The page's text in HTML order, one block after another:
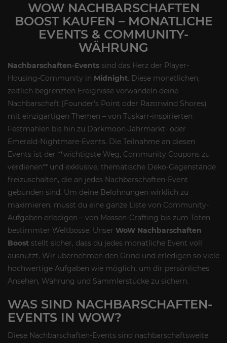
WOW NACHBARSCHAFTEN
BOOST KAUFEN – MONATLICHE
EVENTS & COMMUNITY-
WÄHRUNG
Nachbarschaften-Events sind das Herz der Player-
Housing-Community in Midnight. Diese monatlichen,
zeitlich begrenzten Ereignisse verwandeln deine
Nachbarschaft (Founder's Point oder Razorwind Shores)
mit einzigartigen Themen – von Tuskarr-inspirierten
Festmahlen bis hin zu Darkmoon-Jahrmarkt- oder
Emerald-Nightmare-Events. Die Teilnahme an diesen
Events ist der **wichtigste Weg, Community Coupons zu
verdienen** und exklusive, thematische Deko-Gegenstände
freizuschalten, die an jedes Nachbarschaften-Event
gebunden sind. Um deine Belohnungen wirklich zu
maximieren, musst du eine ganze Liste von Community-
Aufgaben erledigen – von Massen-Crafting bis zum Töten
bestimmter Weltbosse. Unser WoW Nachbarschaften
Boost stellt sicher, dass du jedes monatliche Event voll
ausnutzt. Wir übernehmen den Grind und erledigen so viele
hochwertige Aufgaben wie möglich, um dir persönliches
Ansehen, Währung und Sammlerstücke zu sichern.
WAS SIND NACHBARSCHAFTEN-
EVENTS IN WOW?
Diese Nachbarschaften-Events sind nachbarschaftsweite